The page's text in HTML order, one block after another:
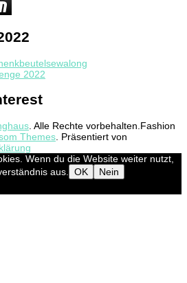
. Alle Rechte vorbehalten. Fashion
Themes . Präsentiert von
Wenn du die Website weiter nutzt,
aus.
OK
Nein